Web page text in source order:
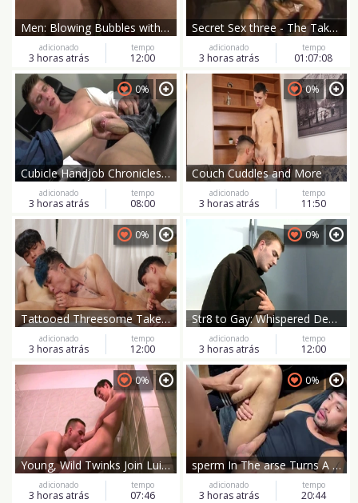
Men: Blowing Bubbles with My Buddy
adicionado
3 horas atrás
tempo
12:00
Secret Sex three - The Takeover
adicionado
3 horas atrás
tempo
01:07:08
Cubicle Handjob Chronicles (Part I)
0%
adicionado
3 horas atrás
tempo
08:00
Couch Cuddles and More
0%
adicionado
3 horas atrás
tempo
11:50
Tattooed Threesome Takes on Uncut
0%
adicionado
3 horas atrás
tempo
12:00
Str8 to Gay: Whispered Desires
0%
adicionado
3 horas atrás
tempo
12:00
Young, Wild Twinks Join Luis Blava for a Wet Shower
0%
adicionado
3 horas atrás
tempo
07:46
sperm In The arse Turns A dude Into A hoe
0%
adicionado
3 horas atrás
tempo
20:44